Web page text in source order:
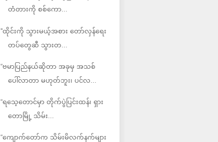
တံတားကို စစ်ကော...
''ထိုင်းကို သွားမယ့်အစား တော်လှန်ရေး
တပ်တွေဆီ သွားတ...
“ဗမာပြည်နယ်ဆိုတာ အခုမှ အသစ်
ပေါ်လာတာ မဟုတ်ဘူး၊ ပင်လ...
“ရသေ့တောင်မှာ တိုက်ပွဲပြင်းထန်၊ ရှား
တောမြို့ သိမ်း...
“ကျောက်တော်က သိမ်းမိလက်နက်များ